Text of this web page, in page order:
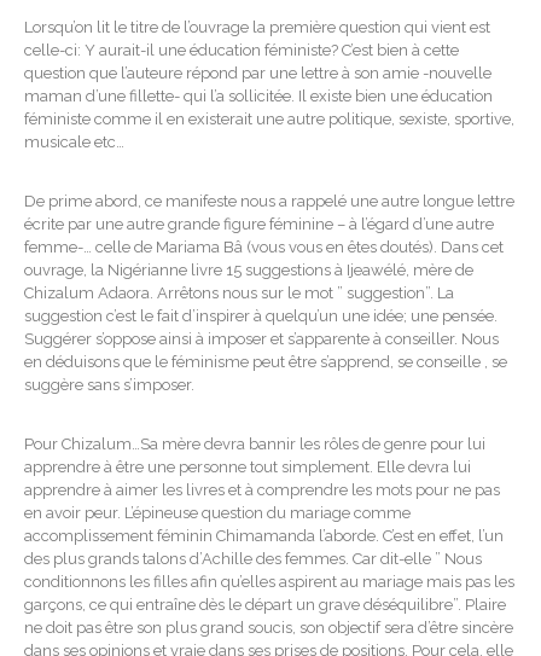
Lorsqu’on lit le titre de l’ouvrage la première question qui vient est
celle-ci: Y aurait-il une éducation féministe? C’est bien à cette
question que l’auteure répond par une lettre à son amie -nouvelle
maman d’une fillette- qui l’a sollicitée. Il existe bien une éducation
féministe comme il en existerait une autre politique, sexiste, sportive,
musicale etc…
De prime abord, ce manifeste nous a rappelé une autre longue lettre
écrite par une autre grande figure féminine – à l’égard d’une autre
femme-… celle de Mariama Bâ (vous vous en êtes doutés). Dans cet
ouvrage, la Nigérianne livre 15 suggestions à Ijeawélé, mère de
Chizalum Adaora. Arrêtons nous sur le mot ” suggestion”. La
suggestion c’est le fait d’inspirer à quelqu’un une idée; une pensée.
Suggérer s’oppose ainsi à imposer et s’apparente à conseiller. Nous
en déduisons que le féminisme peut être s’apprend, se conseille , se
suggère sans s’imposer.
Pour Chizalum…Sa mère devra bannir les rôles de genre pour lui
apprendre à être une personne tout simplement. Elle devra lui
apprendre à aimer les livres et à comprendre les mots pour ne pas
en avoir peur. L’épineuse question du mariage comme
accomplissement féminin Chimamanda l’aborde. C’est en effet, l’un
des plus grands talons d’Achille des femmes. Car dit-elle ” Nous
conditionnons les filles afin qu’elles aspirent au mariage mais pas les
garçons, ce qui entraîne dès le départ un grave déséquilibre”. Plaire
ne doit pas être son plus grand soucis, son objectif sera d’être sincère
dans ses opinions et vraie dans ses prises de positions. Pour cela, elle